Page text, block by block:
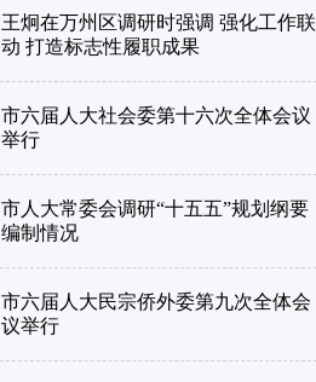
王炯在万州区调研时强调 强化工作联
动 打造标志性履职成果
市六届人大社会委第十六次全体会议
举行
市人大常委会调研“十五五”规划纲要
编制情况
市六届人大民宗侨外委第九次全体会
议举行